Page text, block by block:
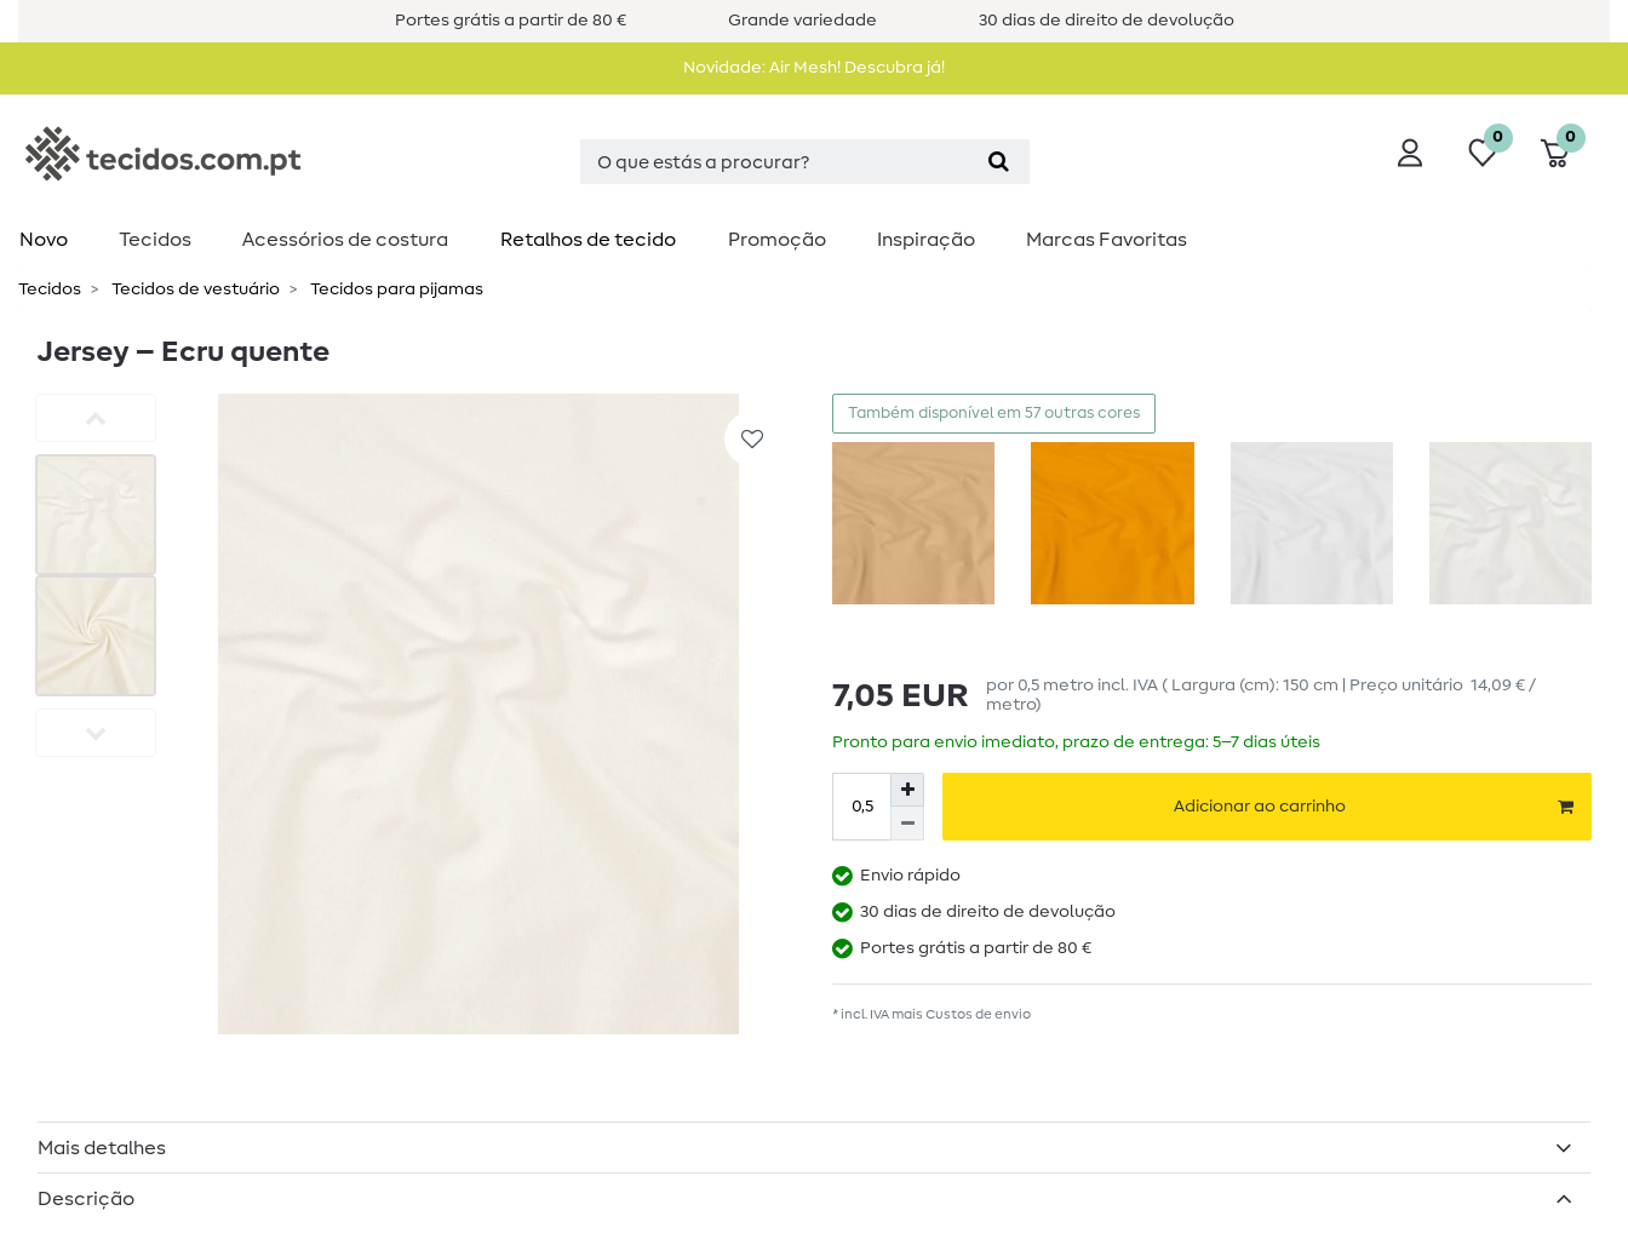
Portes grátis a partir de 80 € Grande variedade 30 dias de direito de devolução
Novidade: Air Mesh! Descubra já!
0 0
Novo Tecidos Acessórios de costura​ Retalhos de tecido Promoção Inspiração Marcas Favoritas
Tecidos Tecidos de vestuário Tecidos para pijamas
Jersey – Ecru quente
Também disponível em 57 outras cores
7,05 EUR por 0,5 metro incl. IVA ( Largura (cm): 150 cm | Preço unitário 14,09 € /
metro)
Pronto para envio imediato, prazo de entrega: 5–7 dias úteis
Adicionar ao carrinho
Envio rápido
30 dias de direito de devolução
Portes grátis a partir de 80 €
* incl. IVA mais Custos de envio
Mais detalhes
Descrição